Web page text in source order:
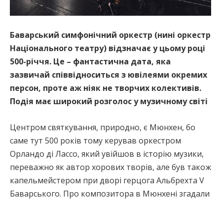
Баварський симфонічний оркестр (нині оркестр
Національного театру) відзначає у цьому році
500-річчя. Це – фантастична дата, яка
зазвичай співвідноситься з ювілеями окремих
персон, проте аж ніяк не творчих колективів.
Подія має широкий розголос у музичному світі
Центром святкування, природно, є Мюнхен, бо
саме тут 500 років тому керував оркестром
Орландо ді Лассо, який увійшов в історію музики,
переважно як автор хорових творів, але був також
капельмейстером при дворі герцога Альбрехта V
Баварського. Про композитора в Мюнхені згадали